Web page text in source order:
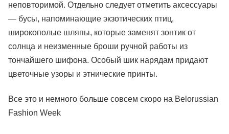
неповторимой. Отдельно следует отметить аксессуары
— бусы, напоминающие экзотических птиц,
широкополые шляпы, которые заменят зонтик от
солнца и неизменные броши ручной работы из
тончайшего шифона. Особый шик нарядам придают
цветочные узоры и этнические принты.
Все это и немного больше совсем скоро на Belorussian
Fashion Week